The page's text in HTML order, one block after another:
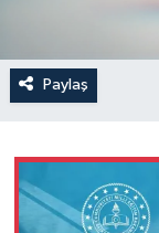
Paylaş
Teknoloji